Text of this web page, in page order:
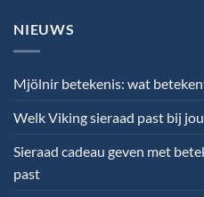
NIEUWS
Mjölnir betekenis: wat
Welk Viking sieraad past bij
Sieraad cadeau geven met
past